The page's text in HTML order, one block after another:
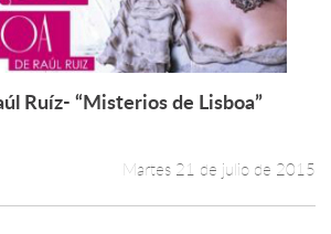
Leer más +
Ruíz- “Misterios de Lisboa”
Martes 21 de julio de 2015